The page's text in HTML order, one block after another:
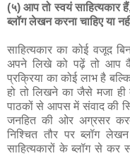
(५) आप तो स्वयं साहित्यकार
ब्लॉग लेखन करना चाहिए या
साहित्‍यकार का कोई वजूद
अपने लिखे को पढ़ें तो आप
प्रक्रिया का कोई लाभ है
हो तो लिखने का जैसे मजा ही
पाठकों से आपस में संवाद की
जनहित की ओर अग्रसर
निश्चित तौर पर ब्‍लॉग
साहित्‍यकारों के ब्‍लॉग से